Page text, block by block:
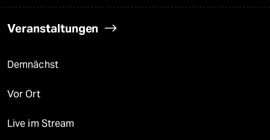
Veranstaltungen
Demnächst
Vor Ort
Live im Stream